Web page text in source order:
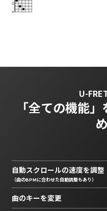
U-
「全ての機能」
自動スクロールの速度を調整
（曲のBPMに合わせた自動調整もあり）
曲のキーを変更